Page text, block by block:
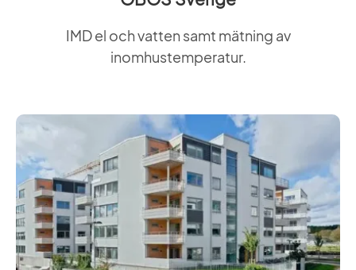
IMD el och vatten samt mätning av
inomhustemperatur.